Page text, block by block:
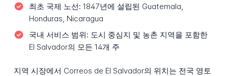
최초 국제 노선: 1847년에 설립된 Guatemala,
Honduras, Nicaragua
국내 서비스 범위: 도시 중심지 및 농촌 지역을 포함한
El Salvador의 모든 14개 주
지역 시장에서 Correos de El Salvador의 위치는 전국 영토